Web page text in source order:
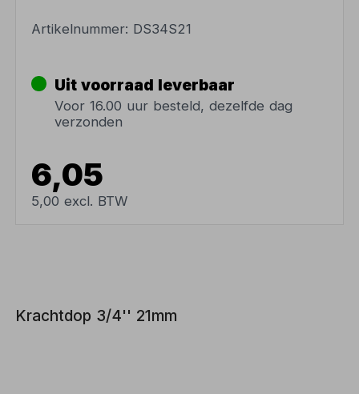
Artikelnummer: DS34S21
Uit voorraad leverbaar
Voor 16.00 uur besteld, dezelfde dag
verzonden
6,05
5,00 excl. BTW
Krachtdop 3/4'' 21mm